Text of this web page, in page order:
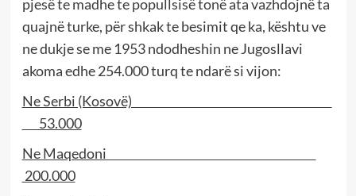
pjesë te madhe te popullsisë tonë ata vazhdojnë ta
quajnë turke, për shkak te besimit qe ka, kështu ve
ne dukje se me 1953 ndodheshin ne Jugosllavi
akoma edhe 254.000 turq te ndarë si vijon:
Ne Serbi (Kosovë)
53.000
Ne Maqedoni
200.000